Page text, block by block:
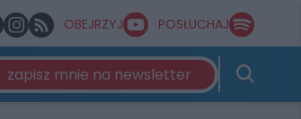
OBEJRZYJ POSŁUCHAJ
zapisz mnie na newsletter